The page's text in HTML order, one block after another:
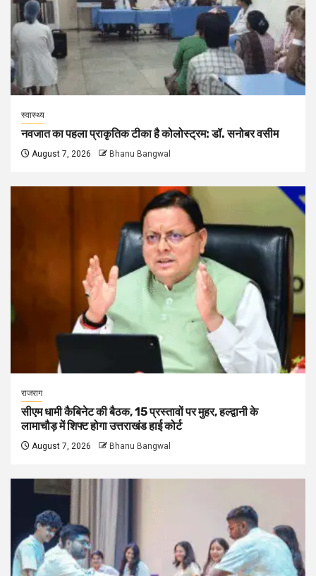
स्वास्थ्य
नवजात का पहला प्राकृतिक टीका है कोलोस्ट्रम: डॉ. सनोबर वसीम
August 7, 2026 Bhanu Bangwal
राजराग
सीएम धामी कैबिनेट की बैठक, 15 प्रस्तावों पर मुहर, हल्द्वानी के
लामाचौड़ में शिफ्ट होगा उत्तराखंड हाई कोर्ट
August 7, 2026 Bhanu Bangwal